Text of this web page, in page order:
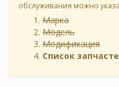
обслуживания можно
Марка
Модель
Модификация
Список